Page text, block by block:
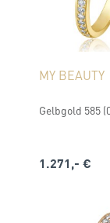
MY BEAUTY
Gelbgold 585
1.271,- €